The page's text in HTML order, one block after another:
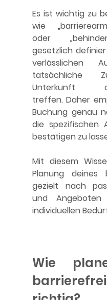
Es ist wichtig zu
wie
oder
gesetzlich
verlässlichen
tatsächliche
Unterkunft
treffen. Daher
Buchung genau
die spezifischen
bestätigen zu
Mit diesem
Planung deines
gezielt nach
und
individuellen
Wie